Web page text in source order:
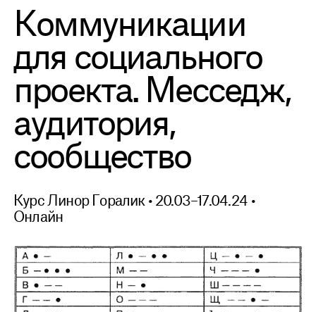
Коммуникации
для социального
проекта. Месседж,
аудитория,
сообщество
Курс Линор Горалик • 20.03–17.04.24 •
Онлайн